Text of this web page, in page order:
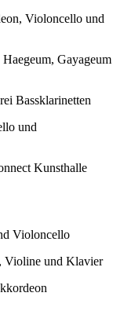
Violoncello und
Gayageum
Bassklarinetten
und
Kunsthalle
Violoncello
Violine und Klavier